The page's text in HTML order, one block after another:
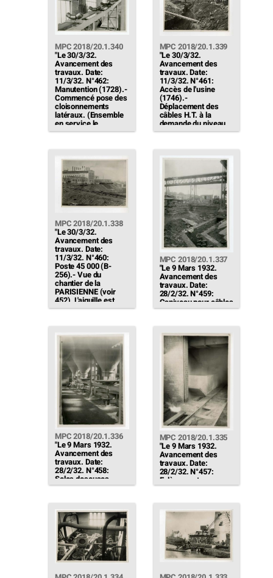
MPC 2018/20.1.340
"Le 30/3/32.
Avancement des
travaux. Date:
11/3/32. N°462:
Manutention (1728).-
Commencé pose des
cloisonnements
latéraux. (Ensemble
en service le
25/3/32)"
MPC 2018/20.1.339
"Le 30/3/32.
Avancement des
travaux. Date:
11/3/32. N°461:
Accès de l'usine
(1746).-
Déplacement des
câbles H.T. à la
demande du niveau
des voies (qu'on
MPC 2018/20.1.338
"Le 30/3/32.
Avancement des
travaux. Date:
11/3/32. N°460:
Poste 45 000 (B-
256).- Vue du
chantier de la
PARISIENNE (voir
452). L'aiguille est
posée sur le remblai
MPC 2018/20.1.337
"Le 9 Mars 1932.
Avancement des
travaux. Date:
28/2/32. N°459:
Caniveau pour câbles
de la manutention
porte-câbles posées
[…]"
MPC 2018/20.1.336
"Le 9 Mars 1932.
Avancement des
travaux. Date:
28/2/32. N°458:
Soles doseuses
(1728) Scellées"
MPC 2018/20.1.335
"Le 9 Mars 1932.
Avancement des
travaux. Date:
28/2/32. N°457:
Enlèvement
hydraulique des
service depuis le 22)
au cours d'un
décrassage […]"